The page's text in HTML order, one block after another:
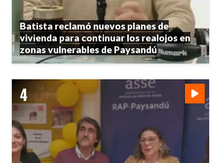
Batista reclamó nuevos planes de
vivienda para continuar los realojos en
zonas vulnerables de Paysandú